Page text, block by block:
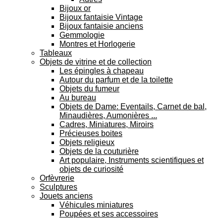
Bijoux or
Bijoux fantaisie Vintage
Bijoux fantaisie anciens
Gemmologie
Montres et Horlogerie
Tableaux
Objets de vitrine et de collection
Les épingles à chapeau
Autour du parfum et de la toilette
Objets du fumeur
Au bureau
Objets de Dame: Eventails, Carnet de bal,
Minaudières, Aumonières ...
Cadres, Miniatures, Miroirs
Précieuses boites
Objets religieux
Objets de la couturière
Art populaire, Instruments scientifiques et
objets de curiosité
Orfèvrerie
Sculptures
Jouets anciens
Véhicules miniatures
Poupées et ses accessoires